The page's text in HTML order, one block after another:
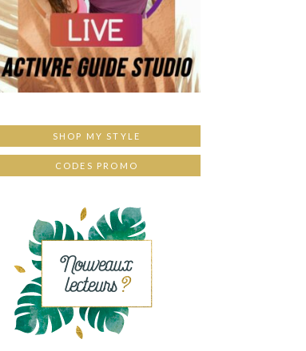
SHOP MY STYLE
CODES PROMO